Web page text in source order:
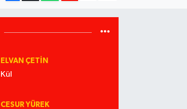
ELVAN ÇETIN
Kül
CESUR YÜREK